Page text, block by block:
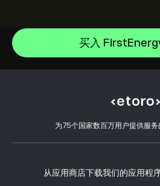
买入
为75个国家数百万用户提供服务
从应用商店下载我们的应用程
Alphabet
Meta Platforms Inc
如何入金
如何出金
开设账户
客户端漏洞
CopyTrading 简介
负责任交易
eToro Academy
选择 eToro 的理由
我们的办事处
风险披露
关键信息文档
投资保险